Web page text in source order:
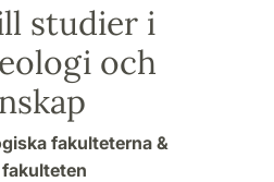
studier i
och
fakulteterna &